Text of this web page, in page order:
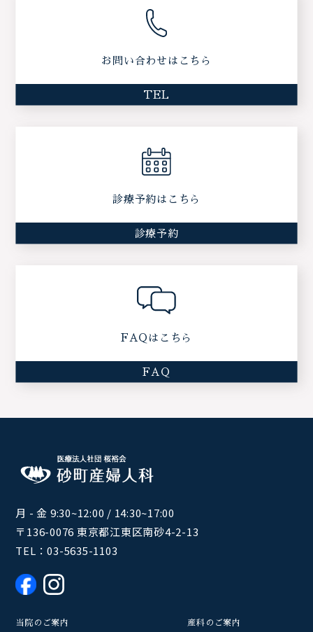
お問い合わせはこちら
TEL
診療予約はこちら
診療予約
FAQはこちら
FAQ
月 - 金 9:30~12:00 / 14:30~17:00
〒136-0076 東京都江東区南砂4-2-13
TEL：03-5635-1103
当院のご案内
産科のご案内